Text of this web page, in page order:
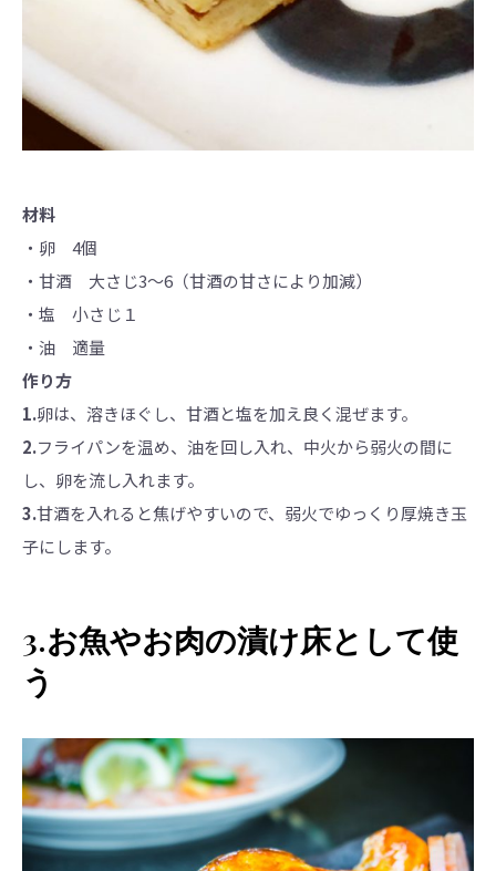
材料
・卵 4個
・甘酒 大さじ3～6（甘酒の甘さにより加減）
・塩 小さじ１
・油 適量
作り方
1.卵は、溶きほぐし、甘酒と塩を加え良く混ぜます。
2.フライパンを温め、油を回し入れ、中火から弱火の間に
し、卵を流し入れます。
3.甘酒を入れると焦げやすいので、弱火でゆっくり厚焼き玉
子にします。
3.お魚やお肉の漬け床として使
う